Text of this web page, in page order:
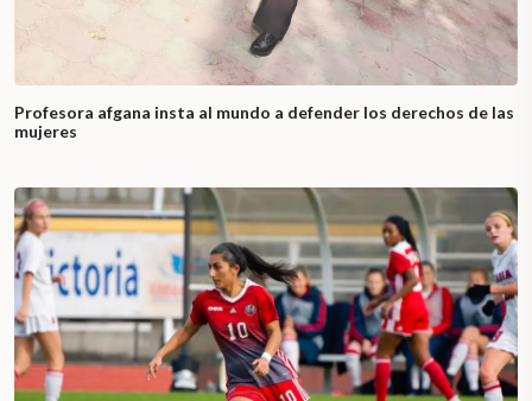
Profesora afgana insta al mundo a defender los derechos de las
mujeres